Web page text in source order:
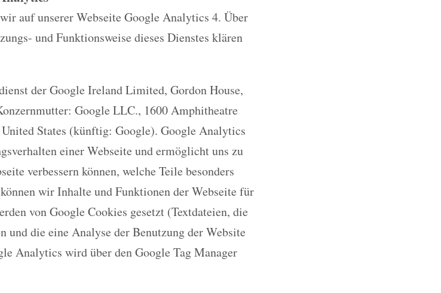
auf unserer Webseite Google Analytics 4. Über
und Funktionsweise dieses Dienstes klären
der Google Ireland Limited, Gordon House,
Google LLC., 1600 Amphitheatre
States (künftig: Google). Google Analytics
einer Webseite und ermöglicht uns zu
verbessern können, welche Teile besonders
wir Inhalte und Funktionen der Webseite für
von Google Cookies gesetzt (Textdateien, die
und die eine Analyse der Benutzung der Website
Analytics wird über den Google Tag Manager